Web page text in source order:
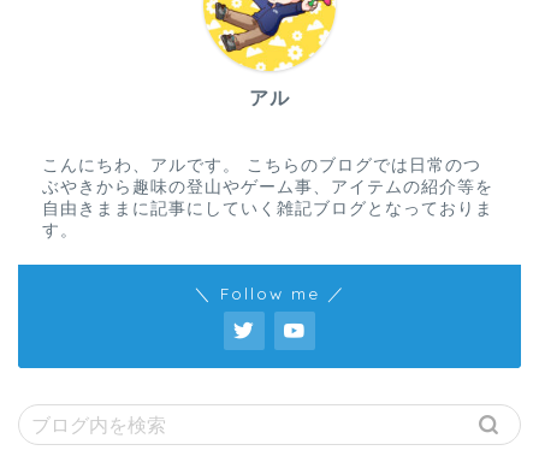
アル
こんにちわ、アルです。 こちらのブログでは日常のつ
ぶやきから趣味の登山やゲーム事、アイテムの紹介等を
自由きままに記事にしていく雑記ブログとなっておりま
す。
＼ Follow me ／